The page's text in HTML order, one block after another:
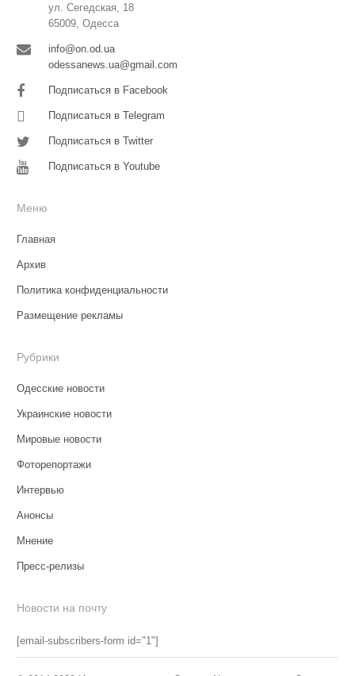
ул. Сегедская, 18
65009, Одесса
info@on.od.ua
odessanews.ua@gmail.com
Подписаться в Facebook
Подписаться в Telegram
Подписаться в Twitter
Подписаться в Youtube
Меню
Главная
Архив
Политика конфиденциальности
Размещение рекламы
Рубрики
Одесские новости
Украинские новости
Мировые новости
Фоторепортажи
Интервью
Анонсы
Мнение
Пресс-релизы
Новости на почту
[email-subscribers-form id="1"]